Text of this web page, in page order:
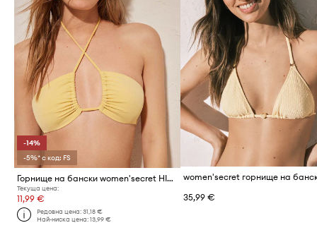
-14%
-5%* с код: FS
Горнище на бански women'secret HIBISCUS
Текуща цена:
11,99 €
Редовна цена:31,18 €
Най-ниска цена:13,99 €
35,99 €